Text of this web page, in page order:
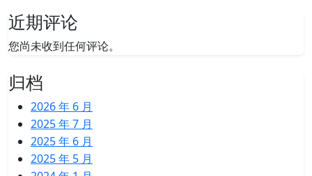
近期评论
您尚未收到任何评论。
归档
2026 年 6 月
2025 年 7 月
2025 年 6 月
2025 年 5 月